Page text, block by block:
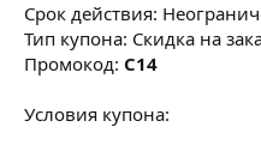
Срок действия:
Тип купона: Скидка на
Промокод: C14
Условия купона: